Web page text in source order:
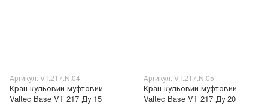
Артикул: VT.217.N.04
Кран кульовий муфтовий
Valtec Base VT 217 Ду 15
Артикул: VT.217.N.05
Кран кульовий муфтовий
Valtec Base VT 217 Ду 20